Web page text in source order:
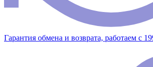
Гарантия обмена и возврата, работаем с